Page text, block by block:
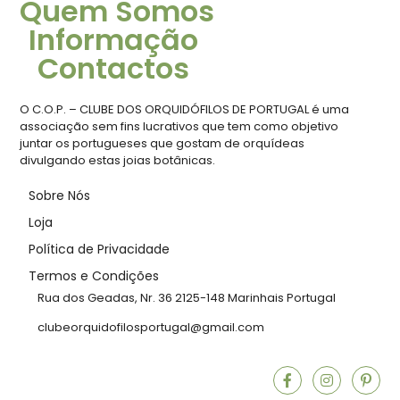
Quem Somos
Informação
Contactos
O C.O.P. – CLUBE DOS ORQUIDÓFILOS DE PORTUGAL é uma
associação sem fins lucrativos que tem como objetivo
juntar os portugueses que gostam de orquídeas
divulgando estas joias botânicas.
Sobre Nós
Loja
Política de Privacidade
Termos e Condições
Rua dos Geadas, Nr. 36 2125-148 Marinhais Portugal
clubeorquidofilosportugal@gmail.com